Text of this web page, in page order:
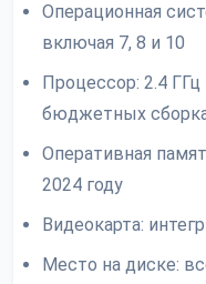
Операционная
включая 7, 8 и 10
Процессор: 2.4
бюджетных
Оперативная
2024 году
Видеокарта:
Место на диске: